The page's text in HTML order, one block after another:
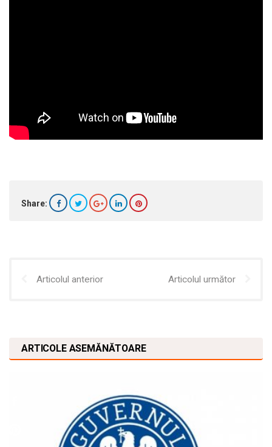
Share:
Articolul anterior Articolul următor
ARTICOLE ASEMĂNĂTOARE